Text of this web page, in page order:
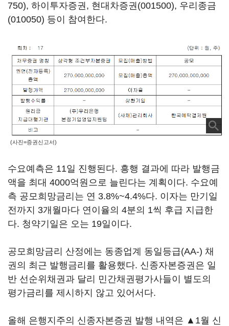
750), 하이투자증권, 현대차증권(001500), 우리종금
(010050) 등이 참여한다.
(사진=증권신고서)
수요예측은 11일 진행된다. 흥행 결과에 따라 발행금
액을 최대 4000억원으로 늘린다는 계획이다. 수요예
측 공모희망금리는 연 3.8%~4.4%다. 이자는 만기일
전까지 3개월마다 연이율의 4분의 1씩 후급 지급한
다. 청약기일은 오는 19일이다.
공모희망금리 산정에는 동종업계 동일등급(AA-) 채
권의 최근 발행금리를 활용했다. 신종자본증권은 일
반 선순위채권과 달리 민간채권평가사들이 별도의
평가금리를 제시하지 않고 있어서다.
올해 은행지주의 신종자본증권 발행 내역은 ▲1월 신